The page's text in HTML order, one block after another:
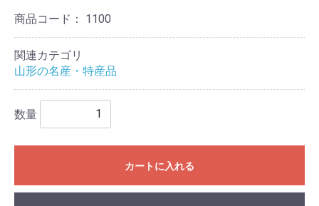
商品コード： 1100
関連カテゴリ
山形の名産・特産品
数量
カートに入れる